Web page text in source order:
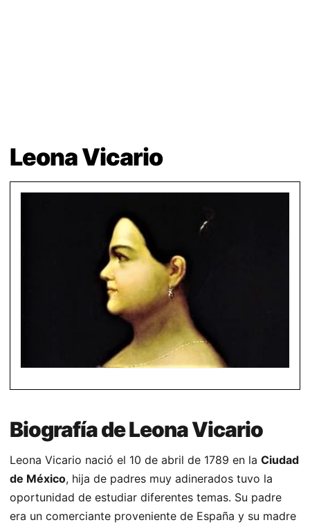
Leona Vicario
Biografía de Leona Vicario
Leona Vicario nació el 10 de abril de 1789 en la Ciudad
de México, hija de padres muy adinerados tuvo la
oportunidad de estudiar diferentes temas. Su padre
era un comerciante proveniente de España y su madre